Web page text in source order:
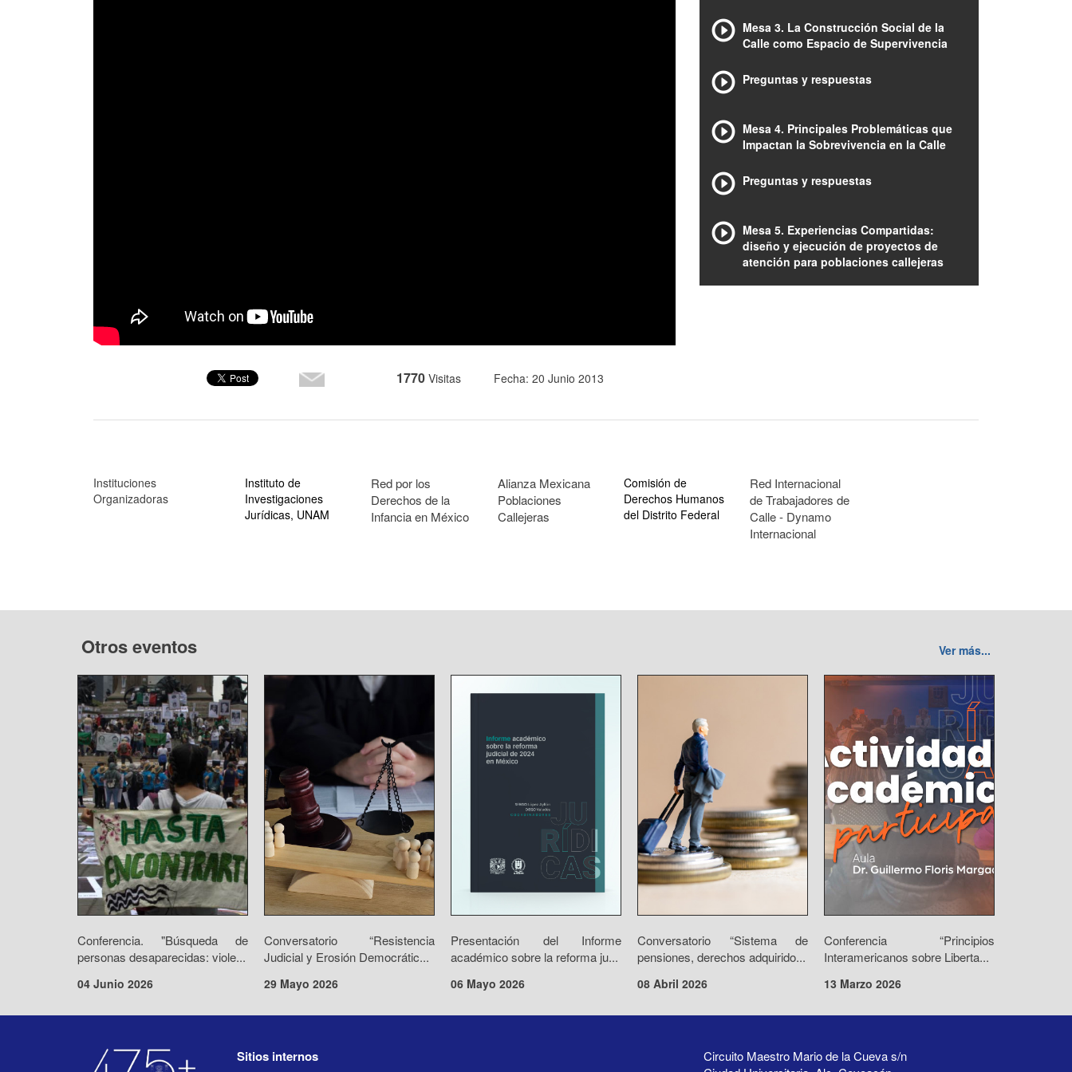
1770 Visitas Fecha: 20 Junio 2013
Mesa 3. La Construcción Social de la
Calle como Espacio de Supervivencia
Preguntas y respuestas
Mesa 4. Principales Problemáticas que
Impactan la Sobrevivencia en la Calle
Preguntas y respuestas
Mesa 5. Experiencias Compartidas:
diseño y ejecución de proyectos de
atención para poblaciones callejeras
Instituciones
Organizadoras
Instituto de
Investigaciones
Jurídicas, UNAM
Red por los
Derechos de la
Infancia en México
Alianza Mexicana
Poblaciones
Callejeras
Comisión de
Derechos Humanos
del Distrito Federal
Red Internacional
de Trabajadores de
Calle - Dynamo
Internacional
Otros eventos Ver más...
Conferencia. "Búsqueda de
personas desaparecidas: viole...
04 Junio 2026
Conversatorio “Resistencia
Judicial y Erosión Democrátic...
29 Mayo 2026
Presentación del Informe
académico sobre la reforma ju...
06 Mayo 2026
Conversatorio “Sistema de
pensiones, derechos adquirido...
08 Abril 2026
Conferencia “Principios
Interamericanos sobre Liberta...
13 Marzo 2026
Circuito Maestro Mario de la Cueva s/n
Sitios internos